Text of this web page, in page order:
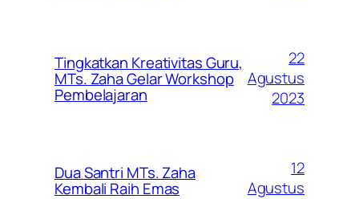
Tingkatkan Kreativitas Guru,
MTs. Zaha Gelar Workshop
Pembelajaran
22
Agustus
2023
Dua Santri MTs. Zaha
Kembali Raih Emas
12
Agustus